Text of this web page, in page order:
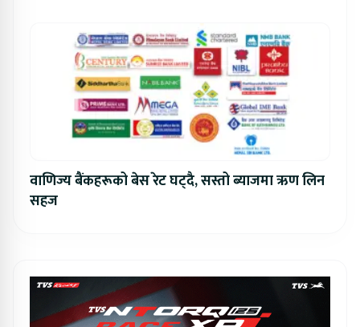
वाणिज्य बैंकहरूको बेस रेट घट्दै, सस्तो ब्याजमा ऋण लिन
सहज